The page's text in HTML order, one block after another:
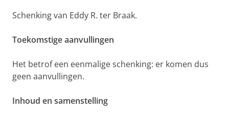
Schenking van Eddy R. ter Braak.
Toekomstige aanvullingen
Het betrof een eenmalige schenking: er komen dus
geen aanvullingen.
Inhoud en samenstelling